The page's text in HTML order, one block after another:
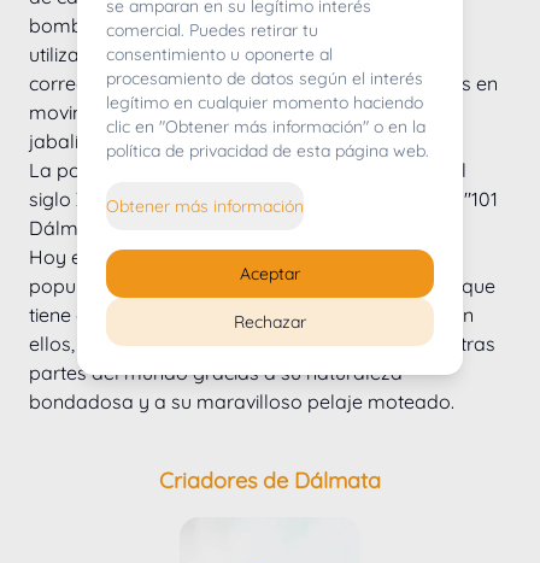
bomberos y diligencias en el siglo XIX. Fueron
utilizados como perros de protección y como
corredores rápidos para mantener a los caballos en
movimiento. También se les utilizó en la caza de
jabalíes y para vigilar fincas.
La popularidad de los Dálmatas se disparó en el
siglo XX, gracias en parte a la película de Disney "101
Dálmatas".
Hoy en día, los dálmatas siguen siendo muy
populares entre la gente que vive en el campo y que
tiene caballos, debido a la afinidad de la raza con
ellos, pero también son una opción popular en otras
partes del mundo gracias a su naturaleza
bondadosa y a su maravilloso pelaje moteado.
Criadores de Dálmata
se amparan en su legítimo interés
comercial. Puedes retirar tu
consentimiento u oponerte al
procesamiento de datos según el interés
legítimo en cualquier momento haciendo
clic en "Obtener más información" o en la
política de privacidad de esta página web.
Obtener más información
Rechazar
Aceptar